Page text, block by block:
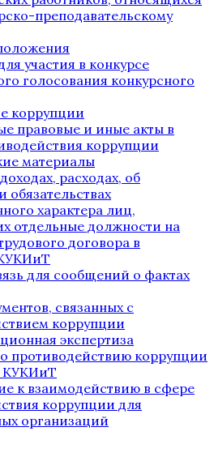
преподавательскому
участия в конкурсе
голосования конкурсного
коррупции
правовые и иные акты в
коррупции
материалы
расходах, об
обязательствах
характера лиц,
отдельные должности на
договора в
для сообщений о фактах
связанных с
коррупции
экспертиза
противодействию коррупции
КУКИиТ
к взаимодействию в сфере
коррупции для
организаций